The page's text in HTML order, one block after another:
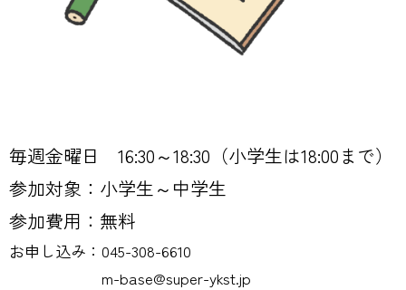
毎週金曜日 16:30～18:30（小学生は18:00まで）
参加対象：小学生～中学生
参加費用：無料
お申し込み：045-308-6610
m-base@super-ykst.jp